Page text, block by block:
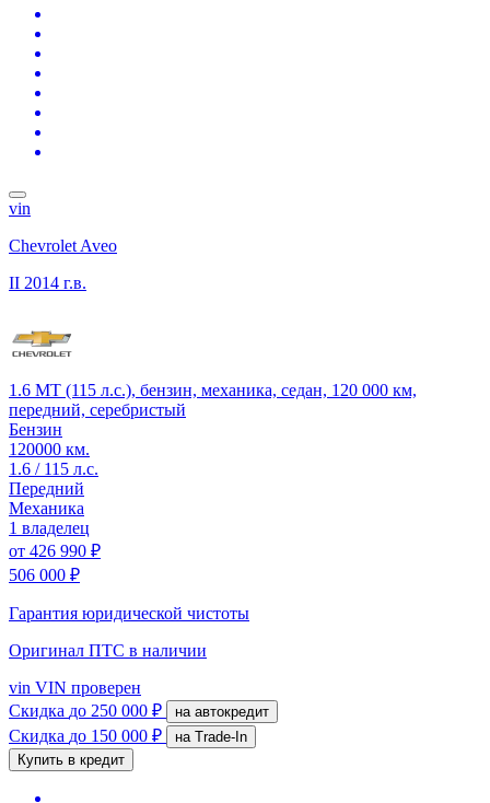
vin
Chevrolet Aveo
II 2014 г.в.
1.6 MT (115 л.с.), бензин, механика, седан, 120 000 км,
передний, серебристый
Бензин
120000 км.
1.6 / 115 л.с.
Передний
Механика
1 владелец
от 426 990 ₽
506 000 ₽
Гарантия юридической чистоты
Оригинал ПТС в наличии
vin VIN проверен
Скидка до 250 000 ₽ на автокредит
Скидка до 150 000 ₽
на Trade-In
Купить в кредит